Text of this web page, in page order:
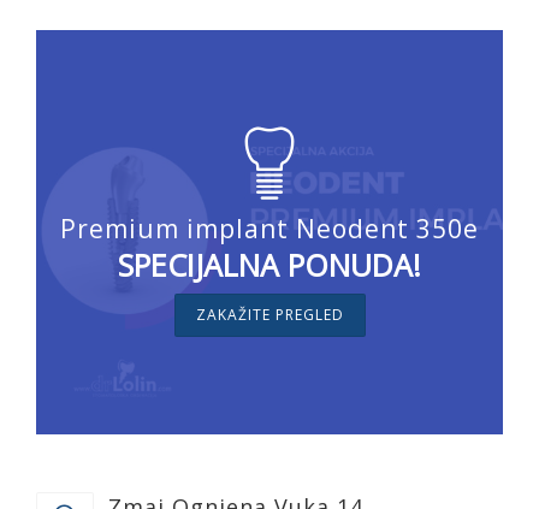
Premium implant Neodent 350e
SPECIJALNA PONUDA!
ZAKAŽITE PREGLED